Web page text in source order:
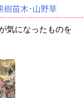
樹苗木･山野草
気になったものを